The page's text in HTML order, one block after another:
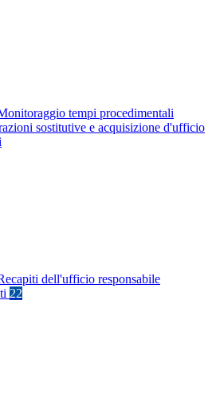
tempi procedimentali
sostitutive e acquisizione d'ufficio
dell'ufficio responsabile
22